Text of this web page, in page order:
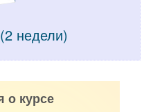
недели)
о курсе